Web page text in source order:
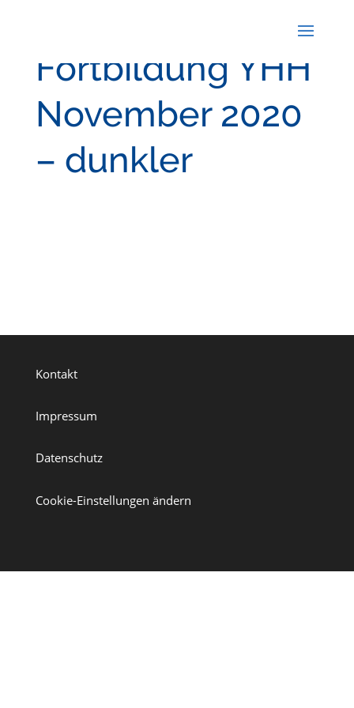
Fortbildung YHH
November 2020
– dunkler
Kontakt
Impressum
Datenschutz
Cookie-Einstellungen ändern